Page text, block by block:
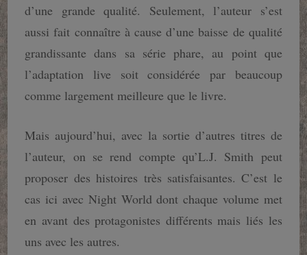
d’une grande qualité. Seulement, l’auteur s’est
aussi fait connaître à cause d’une baisse de qualité
grandissante dans sa série phare, au point que
l’adaptation live soit considérée par beaucoup
comme largement meilleure que le livre.
Mais aujourd’hui, avec la sortie d’autres titres de
l’auteur, on se rend compte qu’L.J. Smith peut
proposer des histoires très satisfaisantes. C’est le
cas ici avec Night World dont chaque volume met
en avant des protagonistes différents mais liés les
uns avec les autres.